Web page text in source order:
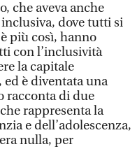
che aveva anche
dove tutti si
più così, hanno
con l’inclusività
la capitale
ed è diventata una
racconta di due
rappresenta la
e dell’adolescenza,
nulla, per